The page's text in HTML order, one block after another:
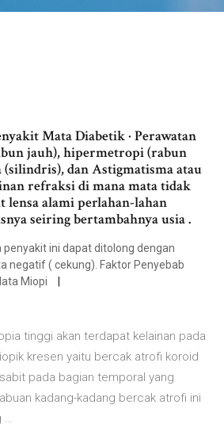
Mata Diabetik · Perawatan
jauh), hipermetropi (rabun
(silindris), dan Astigmatisma atau
refraksi di mana mata tidak
lensa alami perlahan-lahan
seiring bertambahnya usia .
penyakit ini dapat ditolong dengan
negatif ( cekung). Faktor Penyebab
Miopi
tinggi akan terdapat kelainan pada
kresen yaitu bercak atrofi koroid
pada bagian temporal yang
kadang-kadang bercak atrofi ini
…